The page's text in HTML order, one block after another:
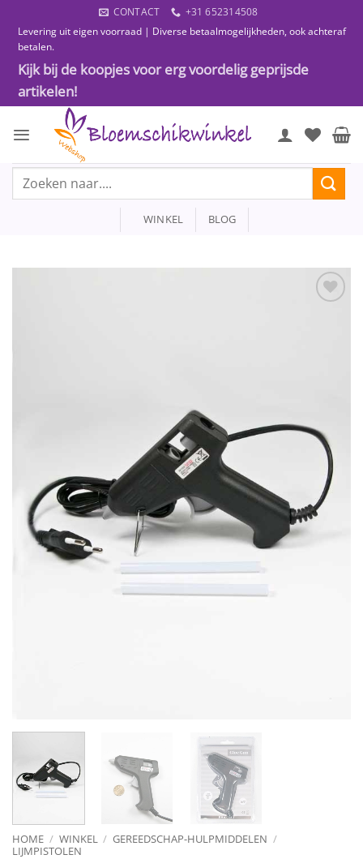
naar
inhoud
CONTACT
+31 652314508
Levering uit eigen voorraad | Diverse betaalmogelijkheden, ook achteraf
betalen.
Kijk bij de koopjes voor erg voordelig geprijsde
artikelen!
Zoeken
WINKEL BLOG
HOME / WINKEL / GEREEDSCHAP-HULPMIDDELEN /
LIJMPISTOLEN